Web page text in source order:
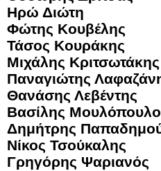
Ηρώ Διώτη
Φώτης Κουβέλης
Τάσος Κουράκης
Μιχάλης Κριτσωτάκης
Παναγιώτης
Θανάσης Λεβέντης
Βασίλης
Δημήτρης
Νίκος Τσούκαλης
Γρηγόρης Ψαριανός